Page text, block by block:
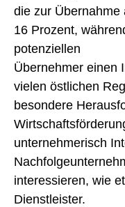
die zur Übernahme
16 Prozent,
potenziellen
Übernehmer einen
vielen östlichen
besondere
unternehmerisch
interessieren, wie
Dienstleister.